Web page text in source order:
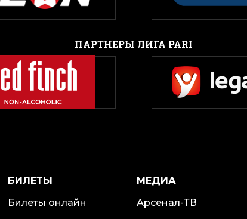
ПАРТНЕРЫ ЛИГА PARI
БИЛЕТЫ
Билеты онлайн
МЕДИА
Арсенал-ТВ